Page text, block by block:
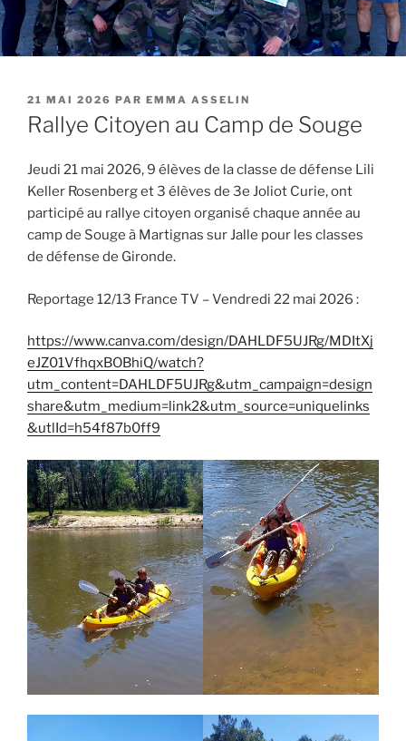
PUBLIÉ
LE
21 MAI 2026 PAR EMMA ASSELIN
Rallye Citoyen au Camp de Souge
Jeudi 21 mai 2026, 9 élèves de la classe de défense Lili
Keller Rosenberg et 3 élèves de 3e Joliot Curie, ont
participé au rallye citoyen organisé chaque année au
camp de Souge à Martignas sur Jalle pour les classes
de défense de Gironde.
Reportage 12/13 France TV – Vendredi 22 mai 2026 :
https://www.canva.com/design/DAHLDF5UJRg/MDItXj
eJZ01VfhqxBOBhiQ/watch?
utm_content=DAHLDF5UJRg&utm_campaign=design
share&utm_medium=link2&utm_source=uniquelinks
&utlId=h54f87b0ff9